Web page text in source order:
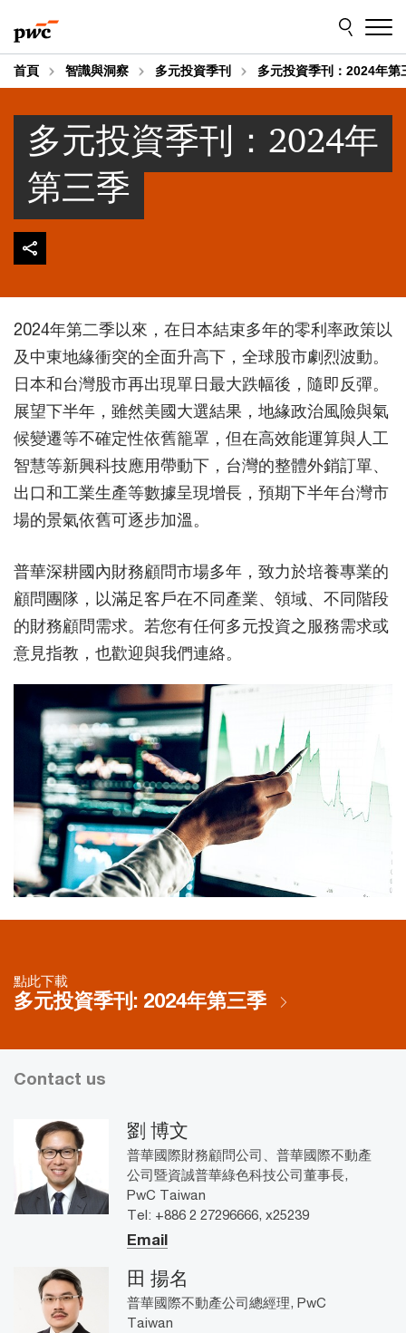
to
content
to
footer
首頁 智識與洞察 多元投資季刊 多元投資季刊：2024年第
多元投資季刊：2024年
第三季
2024年第二季以來，在日本結束多年的零利率政策以
及中東地緣衝突的全面升高下，全球股市劇烈波動。
日本和台灣股市再出現單日最大跌幅後，隨即反彈。
展望下半年，雖然美國大選結果，地緣政治風險與氣
候變遷等不確定性依舊籠罩，但在高效能運算與人工
智慧等新興科技應用帶動下，台灣的整體外銷訂單、
出口和工業生產等數據呈現增長，預期下半年台灣市
場的景氣依舊可逐步加溫。
普華深耕國內財務顧問市場多年，致力於培養專業的
顧問團隊，以滿足客戶在不同產業、領域、不同階段
的財務顧問需求。若您有任何多元投資之服務需求或
意見指教，也歡迎與我們連絡。
點此下載
多元投資季刊: 2024年第三季
Contact us
劉 博文
普華國際財務顧問公司、普華國際不動產
公司暨資誠普華綠色科技公司董事長,
PwC Taiwan
Tel: +886 2 27296666, x25239
Email
田 揚名
普華國際不動產公司總經理, PwC
Taiwan